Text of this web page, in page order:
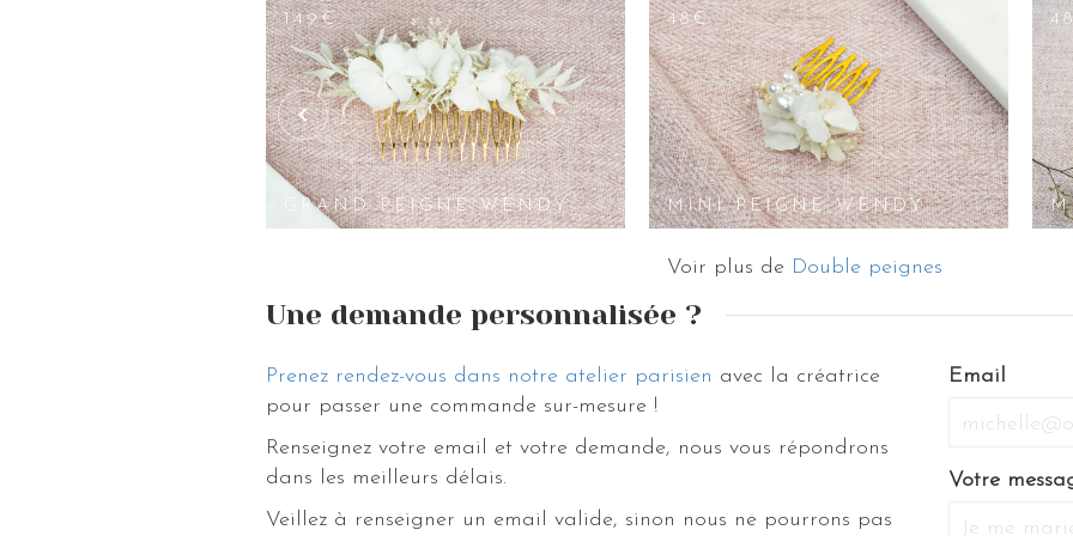
122€
DOUBLE
PEIGNE
AMÉLIA
149€
GRAND PEIGNE WENDY
48€
MINI PEIGNE WENDY
Voir plus de Double peignes
Une demande personnalisée ?
Prenez rendez-vous dans notre atelier parisien avec la créatrice
pour passer une commande sur-mesure !
Renseignez votre email et votre demande, nous vous répondrons
dans les meilleurs délais.
Veillez à renseigner un email valide, sinon nous ne pourrons pas
Email
Votre